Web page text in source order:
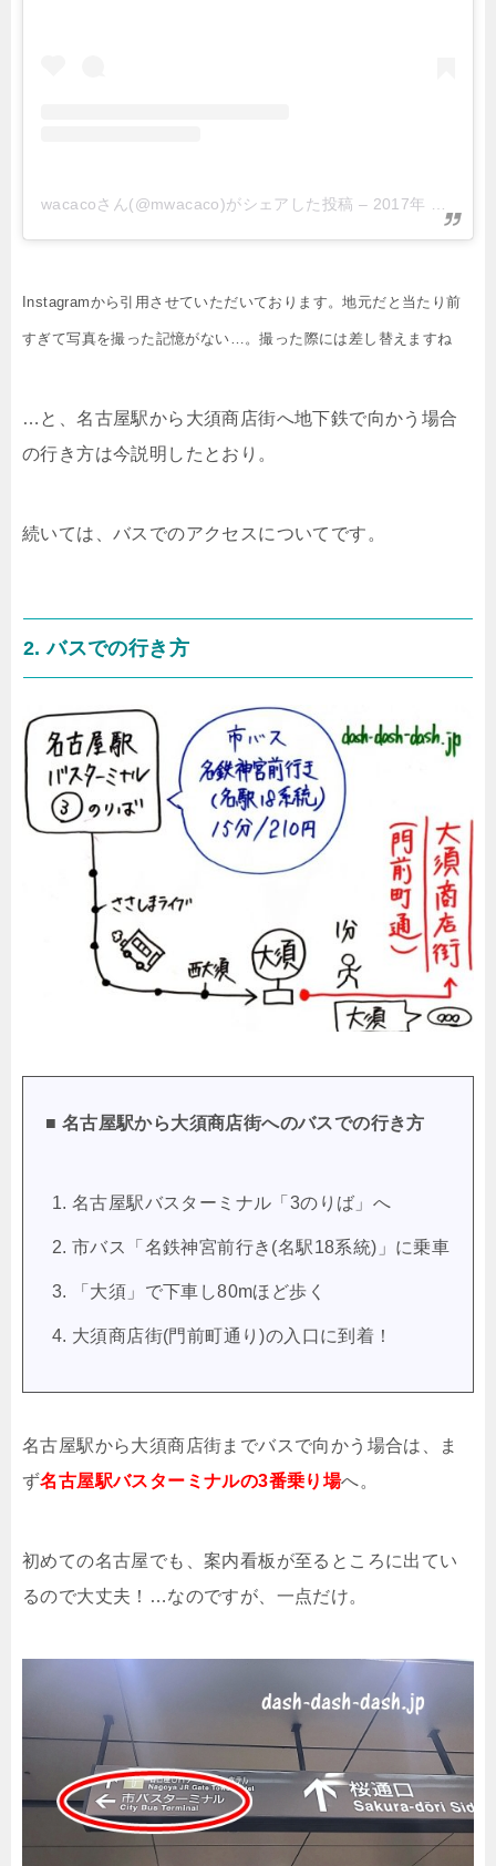
wacacoさん(@mwacaco)がシェアした投稿 – 2017年 5月月5日午前12時03分PDT
Instagramから引用させていただいております。地元だと当たり前
すぎて写真を撮った記憶がない…。撮った際には差し替えますね
…と、名古屋駅から大須商店街へ地下鉄で向かう場合
の行き方は今説明したとおり。
続いては、バスでのアクセスについてです。
2. バスでの行き方
■ 名古屋駅から大須商店街へのバスでの行き方
名古屋駅バスターミナル「3のりば」へ
市バス「名鉄神宮前行き(名駅18系統)」に乗車
「大須」で下車し80mほど歩く
大須商店街(門前町通り)の入口に到着！
名古屋駅から大須商店街までバスで向かう場合は、ま
ず名古屋駅バスターミナルの3番乗り場へ。
初めての名古屋でも、案内看板が至るところに出てい
るので大丈夫！…なのですが、一点だけ。